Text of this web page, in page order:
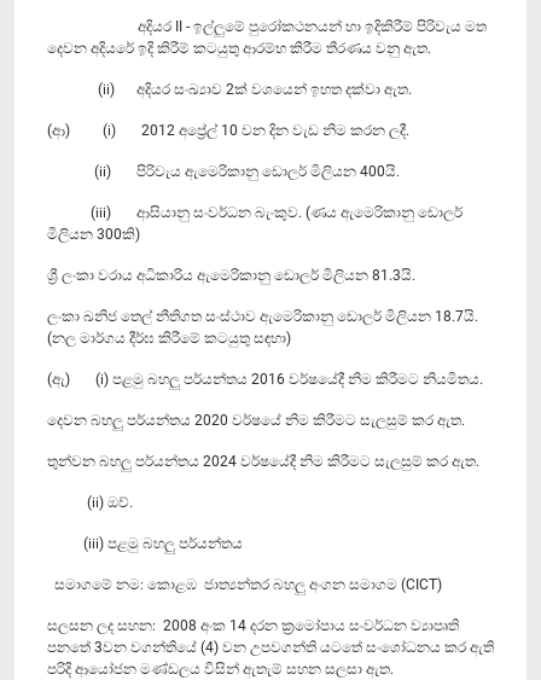
අදියර II - ඉල්ලුමේ පුරෝකථනයන් හා ඉදිකිරීම් පිරිවැය මත
දෙවන අදියරේ ඉදි කිරීම් කටයුතු ආරම්භ කිරීම තීරණය වනු ඇත.
(ii) අදියර සංඛ්‍යාව 2ක් වශයෙන් ඉහත දක්වා ඇත.
(ආ) (i) 2012 අප්‍රේල් 10 වන දින වැඩ නිම කරන ලදී.
(ii) පිරිවැය ඇමෙරිකානු ඩොලර් මිලියන 400යි.
(iii) ආසියානු සංවර්ධන බැංකුව. (ණය ඇමෙරිකානු ඩොලර්
මිලියන 300කි)
ශ්‍රී ලංකා වරාය අධිකාරිය ඇමෙරිකානු ඩොලර් මිලියන 81.3යි.
ලංකා ඛනිජ තෙල් නීතිගත සංස්ථාව ඇමෙරිකානු ඩොලර් මිලියන 18.7යි.
(නල මාර්ගය දීර්ඝ කිරීමේ කටයුතු සඳහා)
(ඇ) (i) පළමු බහලු පර්යන්තය 2016 වර්ෂයේදී නිම කිරීමට නියමිතය.
දෙවන බහලු පර්යන්තය 2020 වර්ෂයේ නිම කිරීමට සැලසුම් කර ඇත.
තුන්වන බහලු පර්යන්තය 2024 වර්ෂයේදී නිම කිරීමට සැලසුම් කර ඇත.
(ii) ඔව්.
‍ (iii) පළමු බහලු පර්යන්තය
සමාගමේ නම: කොළඹ ජාත්‍යන්තර බහලු අංගන සමාගම (CICT)
සලසන ලද සහන: 2008 අංක 14 දරන ක්‍රමෝපාය සංවර්ධන ව්‍යාපෘති
පනතේ 3වන වගන්තියේ (4) වන උපවගන්ති යටතේ සංශෝධනය කර ඇති
පරිදි ආයෝජන මණ්ඩලය විසින් ඇතැම් සහන සලසා ඇත.